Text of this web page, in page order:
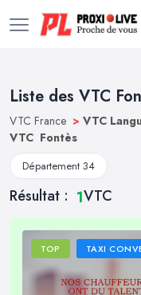
Liste des VTC
VTC France > VTC
VTC Fontès
Département 34
Résultat : 1VTC
TOP TAXI